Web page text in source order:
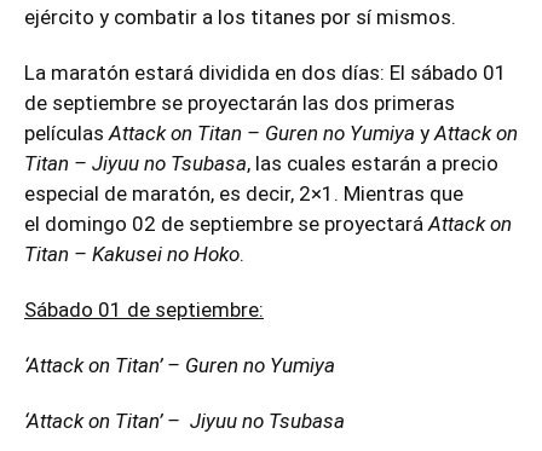
ejército y combatir a los titanes por sí mismos.
La maratón estará dividida en dos días: El sábado 01
de septiembre se proyectarán las dos primeras
películas Attack on Titan – Guren no Yumiya y Attack on
Titan – Jiyuu no Tsubasa, las cuales estarán a precio
especial de maratón, es decir, 2×1. Mientras que
el domingo 02 de septiembre se proyectará Attack on
Titan – Kakusei no Hoko.
Sábado 01 de septiembre:
‘Attack on Titan’ – Guren no Yumiya
‘Attack on Titan’ – Jiyuu no Tsubasa